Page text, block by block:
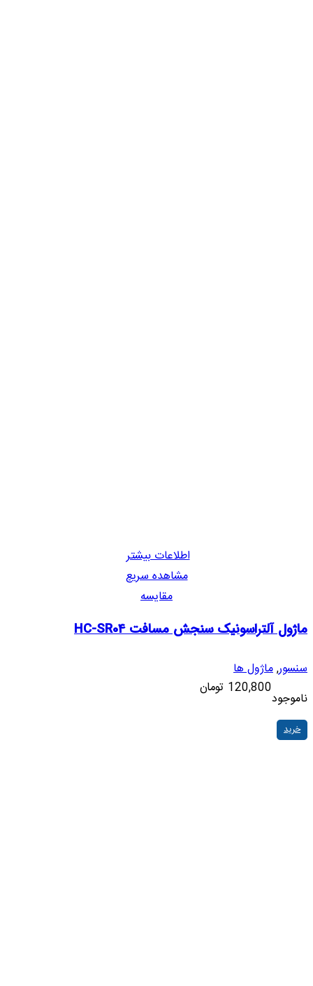
اطلاعات بیشتر
مشاهده سریع
مقایسه
ماژول آلتراسونیک سنجش مسافت HC-SR04
سنسور,ماژول ها
ناموجود
120,800 تومان
خرید